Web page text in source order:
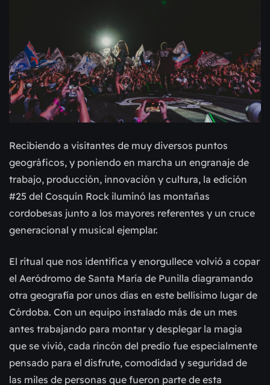
Recibiendo a visitantes de muy diversos puntos
geográficos, y poniendo en marcha un engranaje de
trabajo, producción, innovación y cultura, la edición
#25 del Cosquín Rock iluminó las montañas
cordobesas junto a los mayores referentes y un cruce
generacional y musical ejemplar.
El ritual que nos identifica y enorgullece volvió a copar
el Aeródromo de Santa María de Punilla diagramando
otra geografía por unos días en este bellísimo lugar de
Córdoba. Con un equipo instalado más de un mes
antes trabajando para montar y desplegar la magia
que se vivió, cada rincón del predio fue especialmente
pensado para el disfrute, comodidad y seguridad de
las miles de personas que fueron parte de esta